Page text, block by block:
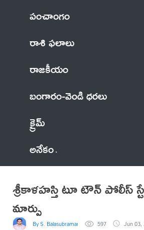
పంచాంగం
రాశి ఫలాలు
రాజకీయం
బంగారం-వెండి ధరలు
క్రైమ్
అనేకం
శ్రీకాళహస్తి టూ టౌన్ పోలీస్
మార్పు
By S. Balasubramanyam 597 Jun 03,